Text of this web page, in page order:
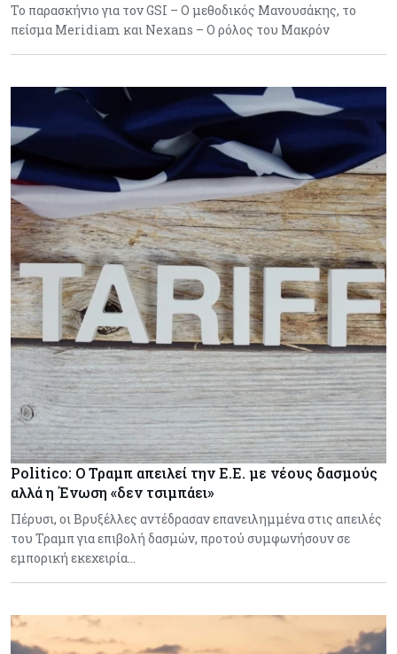
Το παρασκήνιο για τον GSI – Ο μεθοδικός Μανουσάκης, το
πείσμα Meridiam και Nexans – Ο ρόλος του Μακρόν
Politico: Ο Τραμπ απειλεί την Ε.Ε. με νέους δασμούς
αλλά η Ένωση «δεν τσιμπάει»
Πέρυσι, οι Βρυξέλλες αντέδρασαν επανειλημμένα στις απειλές
του Τραμπ για επιβολή δασμών, προτού συμφωνήσουν σε
εμπορική εκεχειρία…